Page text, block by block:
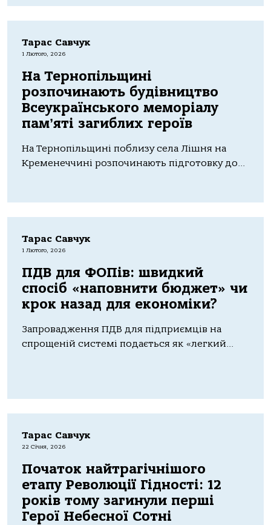
Тарас Савчук
1 Лютого, 2026
На Тернопільщині
розпочинають будівництво
Всеукраїнського меморіалу
памʼяті загиблих героїв
На Тернопільщині поблизу села Лішня на
Кременеччині розпочинають підготовку до...
Тарас Савчук
1 Лютого, 2026
ПДВ для ФОПів: швидкий
спосіб «наповнити бюджет» чи
крок назад для економіки?
Запровадження ПДВ для підприємців на
спрощеній системі подається як «легкий...
Тарас Савчук
22 Січня, 2026
Початок найтрагічнішого
етапу Революції Гідності: 12
років тому загинули перші
Герої Небесної Сотні